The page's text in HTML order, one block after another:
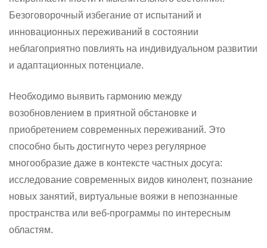
Безоговорочный избегание от испытаний и
инновационных переживаний в состоянии
неблагоприятно повлиять на индивидуальном развитии
и адаптационных потенциале.
Необходимо выявить гармонию между
возобновлением в приятной обстановке и
приобретением современных переживаний. Это
способно быть достигнуто через регулярное
многообразие даже в контексте частных досуга:
исследование современных видов кинолент, познание
новых занятий, виртуальные вояжи в непознанные
пространства или веб-программы по интересным
областям.